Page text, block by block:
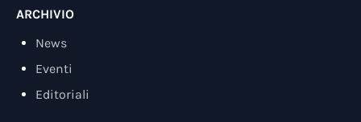
ARCHIVIO
News
Eventi
Editoriali